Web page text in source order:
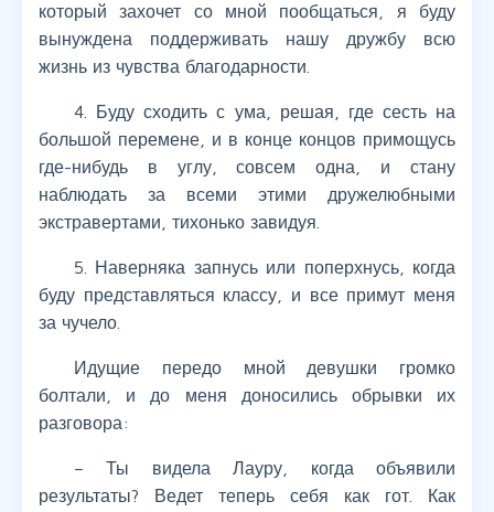
который захочет со мной пообщаться, я буду
вынуждена поддерживать нашу дружбу всю
жизнь из чувства благодарности.
4. Буду сходить с ума, решая, где сесть на
большой перемене, и в конце концов примощусь
где-нибудь в углу, совсем одна, и стану
наблюдать за всеми этими дружелюбными
экстравертами, тихонько завидуя.
5. Наверняка запнусь или поперхнусь, когда
буду представляться классу, и все примут меня
за чучело.
Идущие передо мной девушки громко
болтали, и до меня доносились обрывки их
разговора:
– Ты видела Лауру, когда объявили
результаты? Ведет теперь себя как гот. Как